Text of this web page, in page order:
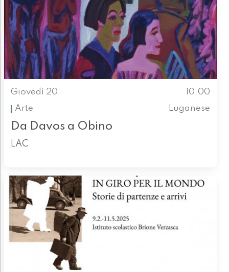
Giovedì 20
10.00
Arte
Luganese
Da Davos a Obino
LAC